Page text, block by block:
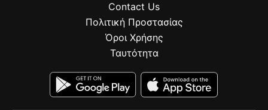
Contact Us
Πολιτική Προστασίας
Όροι Χρήσης
Ταυτότητα